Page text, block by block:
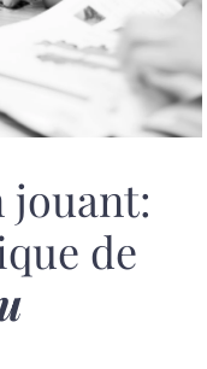
jouant:
de